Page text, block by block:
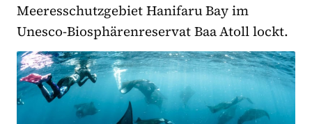
Meeresschutzgebiet Hanifaru Bay im
Unesco-Biosphärenreservat Baa Atoll lockt.